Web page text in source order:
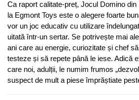
Ca raport calitate-preț, Jocul Domino
la Egmont Toys este o alegere foarte
vor un joc educativ cu utilizare
uitată într-un sertar. Se potrivește mai
ani care au energie, curiozitate și chef
testeze și să repete până le iese. Adică
care noi, adulții, le numim frumos
suspect de mult a piese împrăștiate